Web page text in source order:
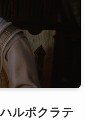
ルポクラテ